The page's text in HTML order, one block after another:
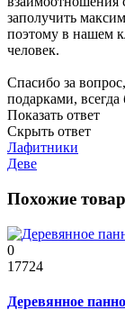
заполучить
поэтому в нашем
человек.
Спасибо за
подарками,
Показать ответ
Скрыть ответ
Лафитники
Деве
Похожие
0
17724
Деревянное